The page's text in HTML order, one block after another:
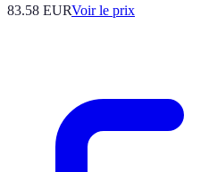
83.58 EURVoir le prix